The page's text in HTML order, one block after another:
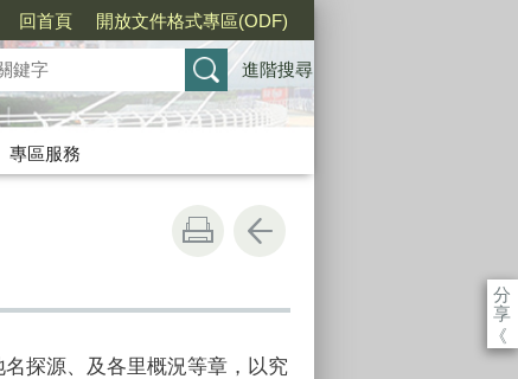
回首頁 開放文件格式專區(ODF)
進階搜尋
專區服務
分
享
《
探源、及各里概況等章，以究